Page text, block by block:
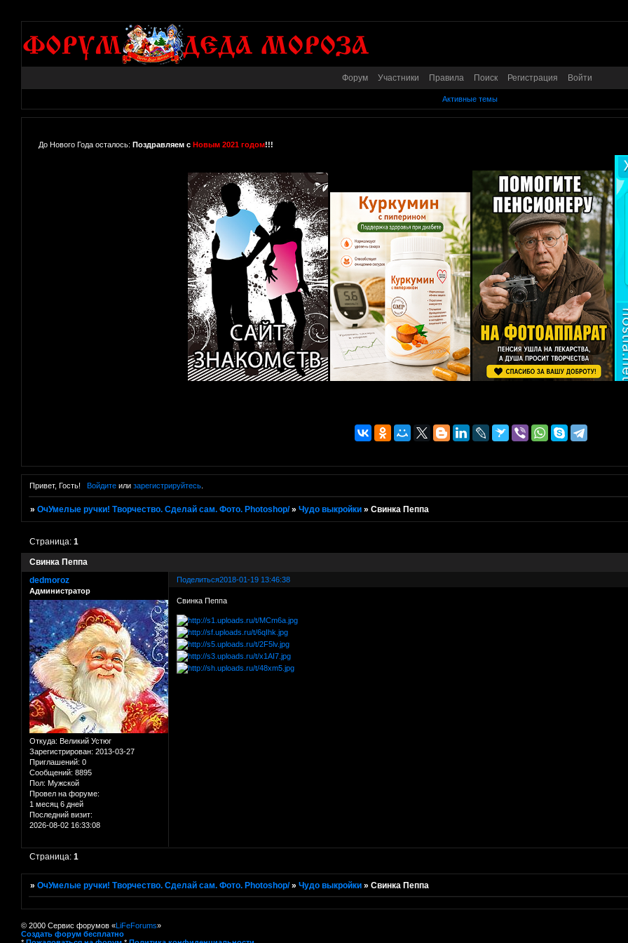
Форум Участники Правила Поиск Регистрация Войти
Активные темы
До Нового Года осталось: Поздравляем с Новым 2021 годом!!!
Привет, Гость! Войдитеили зарегистрируйтесь.
»ОчУмелые ручки! Творчество. Сделай сам. Фото. Photoshop/ »Чудо выкройки »Свинка Пеппа
Свинка Пеппа
Страница:1
Поделиться2018-01-19 13:46:38
dedmoroz
Администратор
Откуда: Великий Устюг
Зарегистрирован: 2013-03-27
Приглашений: 0
Сообщений: 8895
Пол: Мужской
Провел на форуме:
1 месяц 6 дней
Последний визит:
2026-08-02 16:33:08
Свинка Пеппа
Страница:1
»ОчУмелые ручки! Творчество. Сделай сам. Фото. Photoshop/ »Чудо выкройки »Свинка Пеппа
© 2000 Сервис форумов «LiFeForums»
Создать форум бесплатно